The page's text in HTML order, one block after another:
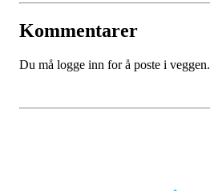
Kommentarer
Du må logge inn for å poste i veggen.